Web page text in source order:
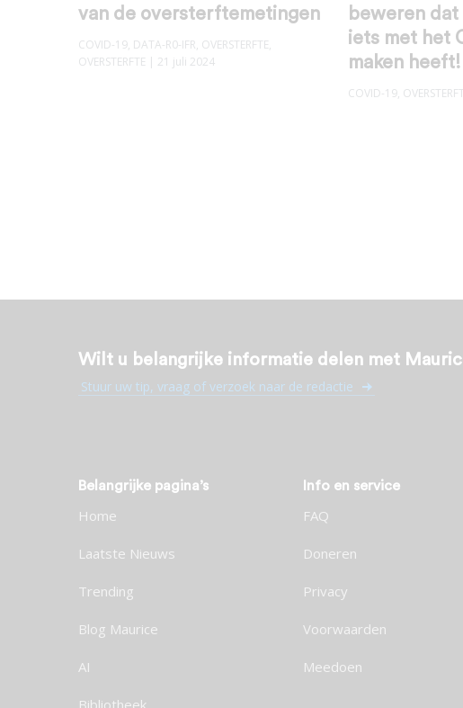
van de oversterftemetingen
COVID-19, DATA-R0-IFR, OVERSTERFTE,
OVERSTERFTE | 21 juli 2024
beweren
iets met het
maken heeft!
COVID-19,
Wilt u belangrijke informatie delen met
Stuur uw tip, vraag of verzoek naar de redactie
Belangrijke pagina’s
Home
Laatste Nieuws
Trending
Blog Maurice
AI
Bibliotheek
Info en service
FAQ
Doneren
Privacy
Voorwaarden
Meedoen